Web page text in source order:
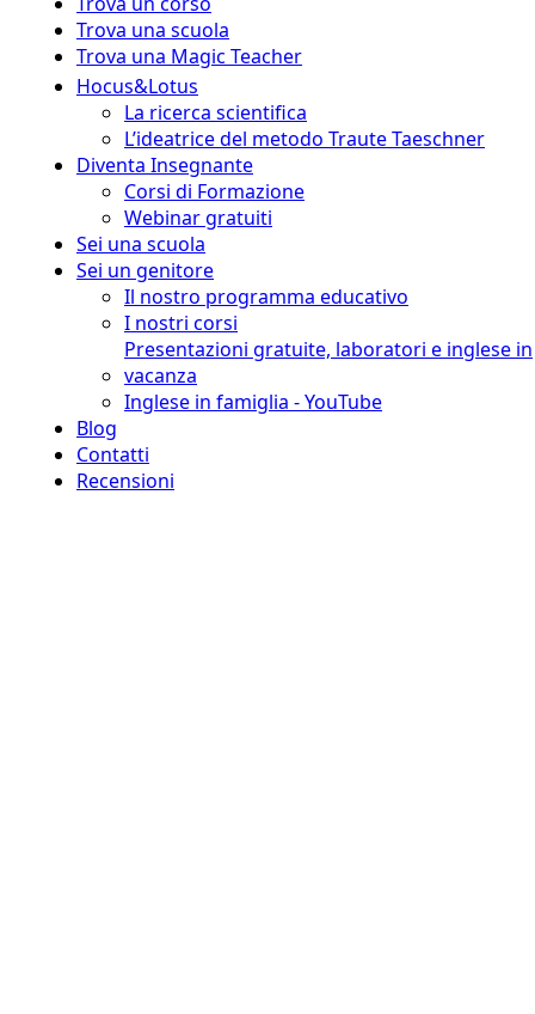
Trova una scuola
Trova una Magic Teacher
Hocus&Lotus
La ricerca scientifica
L’ideatrice del metodo Traute Taeschner
Diventa Insegnante
Corsi di Formazione
Webinar gratuiti
Sei una scuola
Sei un genitore
Il nostro programma educativo
I nostri corsi
Presentazioni gratuite, laboratori e inglese in
vacanza
Inglese in famiglia - YouTube
Blog
Contatti
Recensioni